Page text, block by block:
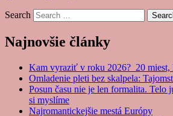
Search
Najnovšie články
Kam vyraziť v roku 2026? 20 miest,
Omladenie pleti bez skalpela:
Posun času nie je len formalita. Telo
si myslíme
Najromantickejšie mestá Európy